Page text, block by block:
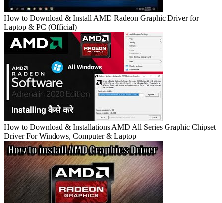
How to Download & Install AMD Radeon Graphic Driver for
Laptop & PC (Official)
How to Download & Installations AMD All Series Graphic Chipset
Driver For Windows, Computer & Laptop